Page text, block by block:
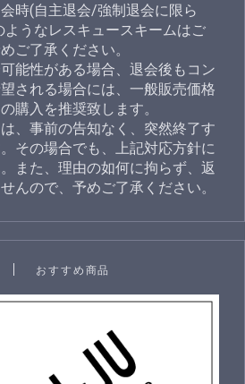
時(自主退会/強制退会に限ら
うなレスキュースキームはご
ご了承ください。
能性がある場合、退会後もコン
される場合には、一般販売価格
購入を推奨致します。
、事前の告知なく、突然終了す
その場合でも、上記対応方針に
また、理由の如何に拘らず、返
んので、予めご了承ください。
おすすめ商品